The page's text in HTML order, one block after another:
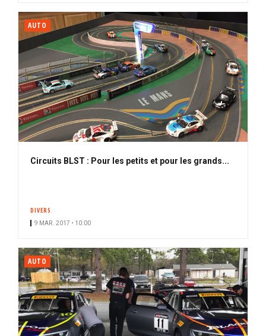
AUTO
Circuits BLST : Pour les petits et pour les grands...
DIVERS
9 MAR. 2017 • 10:00
AUTO